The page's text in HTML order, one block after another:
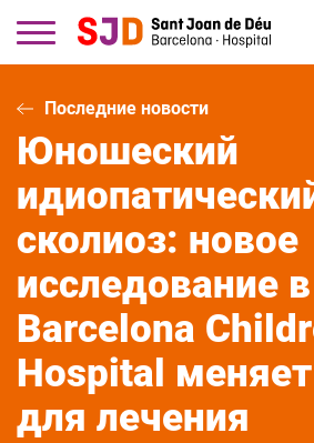
основному
Последние новости
Юношеский
сколиоз: новое
исследование
Barcelona
Hospital
для лечения